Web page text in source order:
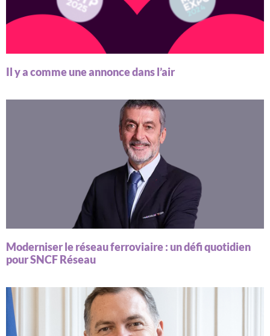
Il y a comme une annonce dans l’air
Moderniser le réseau ferroviaire : un défi quotidien
pour SNCF Réseau